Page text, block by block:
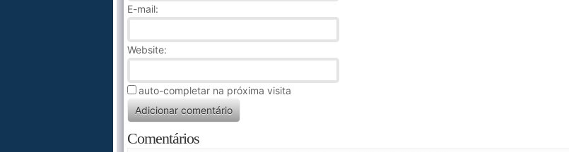
E-mail:
Website:
auto-completar na próxima visita
Comentários